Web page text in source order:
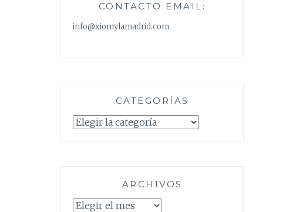
CONTACTO EMAIL:
info@xiomylamadrid.com
CATEGORÍAS
Categorías
ARCHIVOS
Archivos